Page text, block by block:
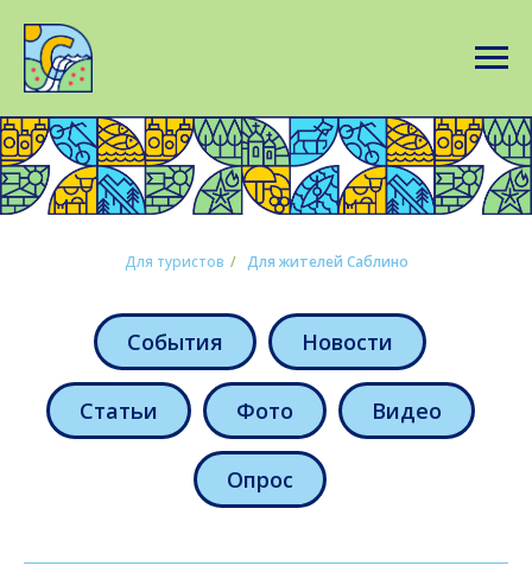
Для туристов / Для жителей Саблино
События Новости
Статьи Фото Видео
Опрос